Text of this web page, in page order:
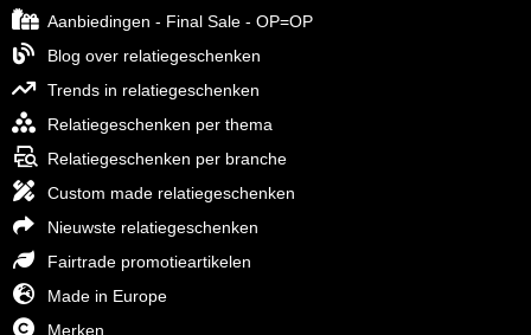
Aanbiedingen - Final Sale - OP=OP
Blog over relatiegeschenken
Trends in relatiegeschenken
Relatiegeschenken per thema
Relatiegeschenken per branche
Custom made relatiegeschenken
Nieuwste relatiegeschenken
Fairtrade promotieartikelen
Made in Europe
Merken